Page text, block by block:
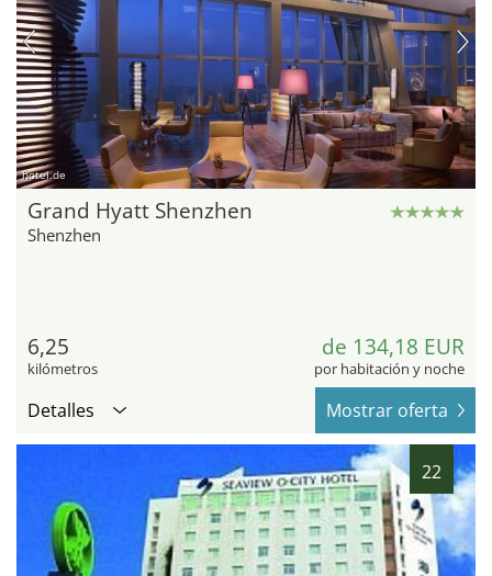
hotel.de
Grand Hyatt Shenzhen
Shenzhen
6,25
kilómetros
de 134,18 EUR
por habitación y noche
Detalles Mostrar oferta
22